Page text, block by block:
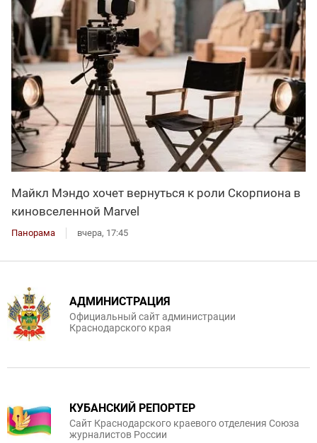
Майкл Мэндо хочет вернуться к роли Скорпиона в
киновселенной Marvel
Панорама вчера, 17:45
АДМИНИСТРАЦИЯ
Официальный сайт администрации
Краснодарского края
КУБАНСКИЙ РЕПОРТЕР
Сайт Краснодарского краевого отделения Союза
журналистов России